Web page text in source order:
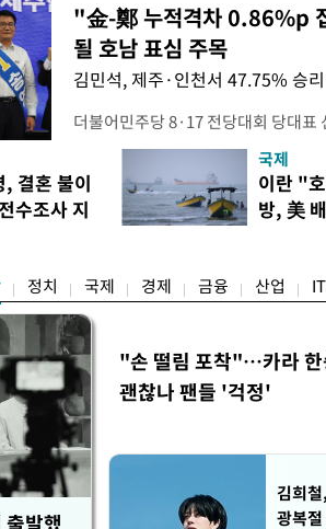
"金-鄭 누적격차 0.86%p
될 호남 표심 주목
김민석, 제주·인천서 47.75% 승
더불어민주당 8·17 전당대회 당대표
보가 8일 제주·인천 지역 순회경선에
다. 앞서 정청래 후보 우세 지역으로
·울산·경남 경선에서 1승 1패를 주
제주·인천 경선에서 이기며 '2승 1패'
, 결혼 불이
수조사 지
국제
이란 "
방, 美
정치 국제 경제 금융 산업
발했
"손 떨림 포착"…카라 한
괜찮나 팬들 '걱정'
김희
광복